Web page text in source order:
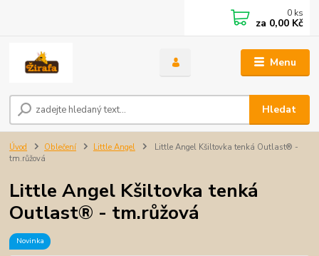
Menu
Hledat
0 ks
za 0,00 Kč
Úvod Oblečení Little Angel
Little Angel Kšiltovka tenká Outlast® -
tm.růžová
Little Angel Kšiltovka tenká
Outlast® - tm.růžová
Novinka